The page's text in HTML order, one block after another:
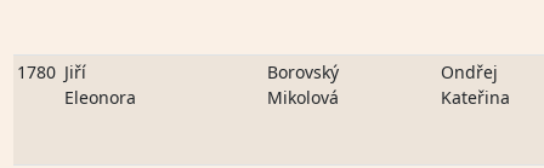
1780 Jiří
Eleonora
Borovský
Mikolová
Ondřej
Kateřina